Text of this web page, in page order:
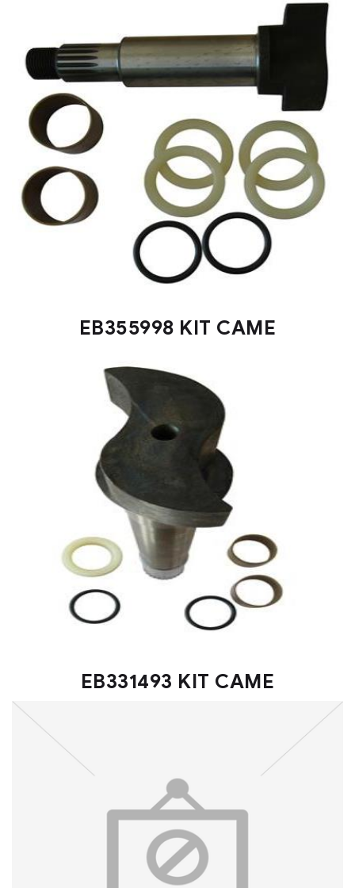
EB355998 KIT CAME
EB331493 KIT CAME